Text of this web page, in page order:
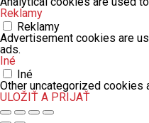
Reklamy
Reklamy
Advertisement cookies are
ads.
Iné
Iné
Other uncategorized cookies
ULOŽIŤ A PRIJAŤ